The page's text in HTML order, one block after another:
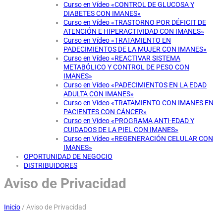
Curso en Vídeo «CONTROL DE GLUCOSA Y
DIABETES CON IMANES»
Curso en Vídeo «TRASTORNO POR DÉFICIT DE
ATENCIÓN E HIPERACTIVIDAD CON IMANES»
Curso en Vídeo «TRATAMIENTO EN
PADECIMIENTOS DE LA MUJER CON IMANES»
Curso en Vídeo «REACTIVAR SISTEMA
METABÓLICO Y CONTROL DE PESO CON
IMANES»
Curso en Vídeo «PADECIMIENTOS EN LA EDAD
ADULTA CON IMANES»
Curso en Vídeo «TRATAMIENTO CON IMANES EN
PACIENTES CON CÁNCER»
Curso en Vídeo «PROGRAMA ANTI-EDAD Y
CUIDADOS DE LA PIEL CON IMANES»
Curso en Vídeo «REGENERACIÓN CELULAR CON
IMANES»
OPORTUNIDAD DE NEGOCIO
DISTRIBUIDORES
Aviso de Privacidad
Inicio / Aviso de Privacidad